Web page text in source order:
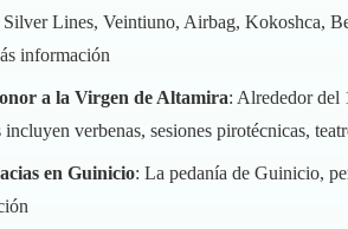
Lines, Veintiuno, Airbag, Kokoshca,
información
a la Virgen de Altamira: Alrededor del
verbenas, sesiones pirotécnicas,
en Guinicio: La pedanía de Guinicio,